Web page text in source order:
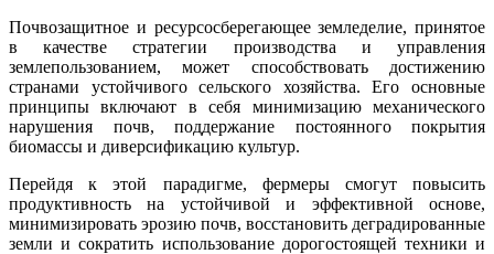
Почвозащитное и ресурсосберегающее земледелие, принятое
в качестве стратегии производства и управления
землепользованием, может способствовать достижению
странами устойчивого сельского хозяйства. Его основные
принципы включают в себя минимизацию механического
нарушения почв, поддержание постоянного покрытия
биомассы и диверсификацию культур.
Перейдя к этой парадигме, фермеры смогут повысить
продуктивность на устойчивой и эффективной основе,
минимизировать эрозию почв, восстановить деградированные
земли и сократить использование дорогостоящей техники и